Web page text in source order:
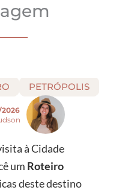
PETRÓPOLIS
à Cidade
um Roteiro
deste destino